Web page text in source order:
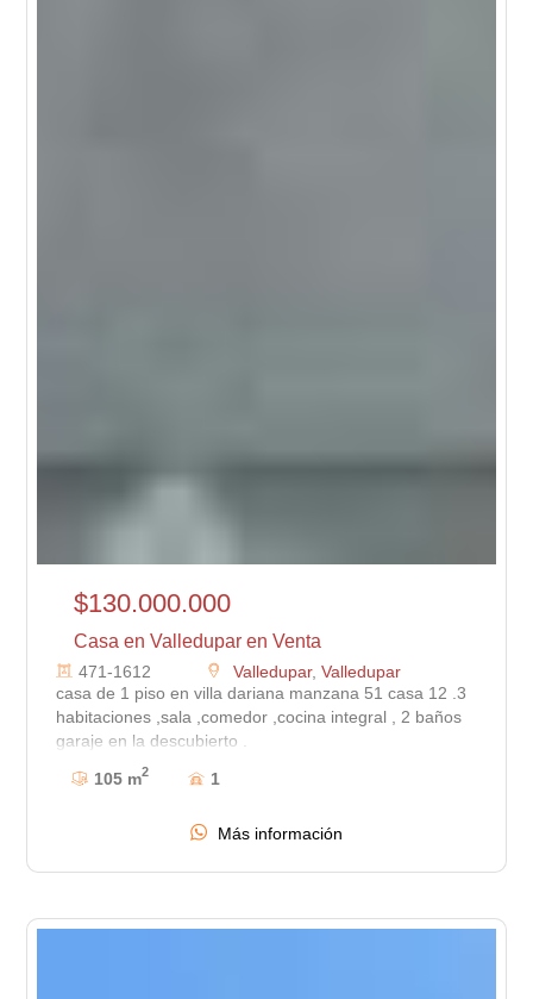
$130.000.000
Casa en Valledupar en Venta
471-1612 Valledupar, Valledupar
casa de 1 piso en villa dariana manzana 51 casa 12 .3
habitaciones ,sala ,comedor ,cocina integral , 2 baños
garaje en la descubierto .
105 m2 1
Más información